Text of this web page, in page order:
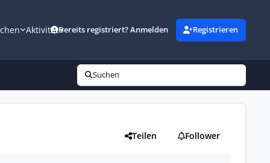
AktivitätBereits registriert? Anmelden Registrieren
Suchen
Teilen Follower